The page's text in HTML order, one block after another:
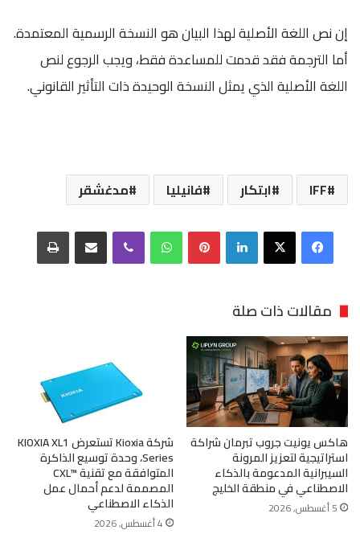
إن نص اللغة الأصلية لهذا البيان هو النسخة الرسمية المعتمدة.
أما الترجمة فقد قدمت للمساعدة فقط، ويجب الرجوع لنص
اللغة الأصلية الذي يمثل النسخة الوحيدة ذات التأثير القانوني.
IFF ابتكار فانيليا مدغشقر
فيسبوك‫X لينكدإن بينتيريستواتساب ڤايبر مشاركة عبر البريد طباعة
مقالات ذات صلة
هاكس يونيت جروب تبرمان شراكة
استراتيجية لتعزيز المرونة
السيبرانية المدعومة بالذكاء
الاصطناعي في منطقة الخليج
5 أغسطس, 2026
شركة Kioxia تستعرض KIOXIA XL1
Series، وحدة توسيع الذاكرة
المتوافقة مع تقنية CXL™‎
المصممة لدعم أحمال عمل
الذكاء الاصطناعي
4 أغسطس, 2026